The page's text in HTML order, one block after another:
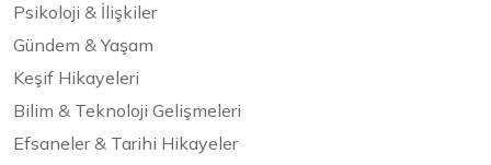
Psikoloji & İlişkiler
Gündem & Yaşam
Keşif Hikayeleri
Bilim & Teknoloji Gelişmeleri
Efsaneler & Tarihi Hikayeler